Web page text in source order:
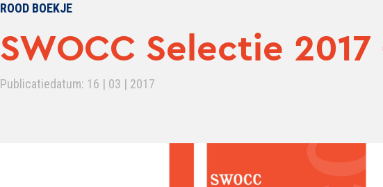
ROOD BOEKJE
SWOCC Selectie 2017
Publicatiedatum: 16 | 03 | 2017